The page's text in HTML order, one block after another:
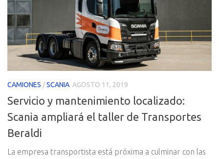
CAMIONES /SCANIA AGOSTO 11, 2019
Servicio y mantenimiento localizado:
Scania ampliará el taller de Transportes
Beraldi
La empresa transportista está próxima a culminar con las